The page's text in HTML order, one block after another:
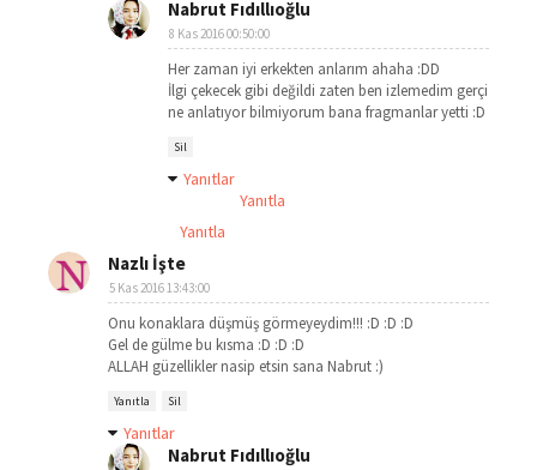
Nabrut Fıdıllıoğlu
8 Kas 2016 00:50:00
Her zaman iyi erkekten anlarım ahaha :DD
İlgi çekecek gibi değildi zaten ben izlemedim gerçi
ne anlatıyor bilmiyorum bana fragmanlar yetti :D
Sil
Yanıtlar
Yanıtla
Yanıtla
Nazlı İşte
5 Kas 2016 13:43:00
Onu konaklara düşmüş görmeyeydim!!! :D :D :D
Gel de gülme bu kısma :D :D :D
ALLAH güzellikler nasip etsin sana Nabrut :)
Yanıtla Sil
Yanıtlar
Nabrut Fıdıllıoğlu